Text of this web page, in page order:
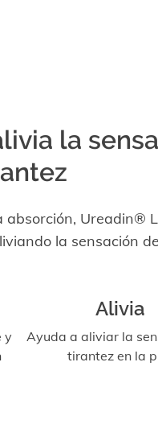
la
absorción, Ureadin®
la sensación
y
Alivia
Ayuda a aliviar la
tirantez en la